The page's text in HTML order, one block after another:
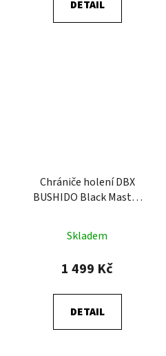
DETAIL
Chrániče holení DBX
BUSHIDO Black Master
Skladem
1 499 Kč
DETAIL